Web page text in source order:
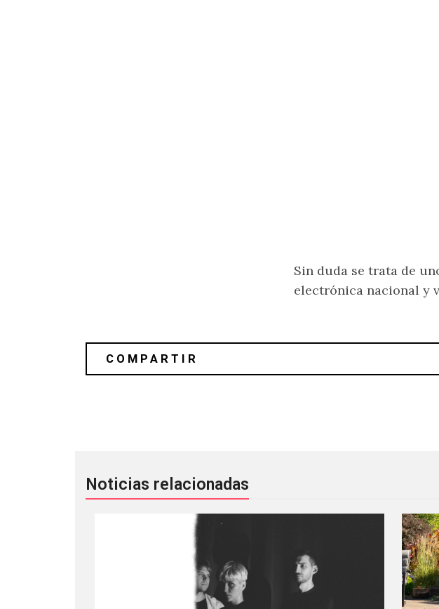
Sin duda se trata de
electrónica nacional y
Noticias relacionadas